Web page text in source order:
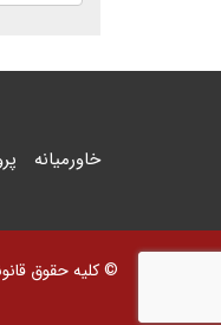
خاورمیانه
© کلیه حقوق